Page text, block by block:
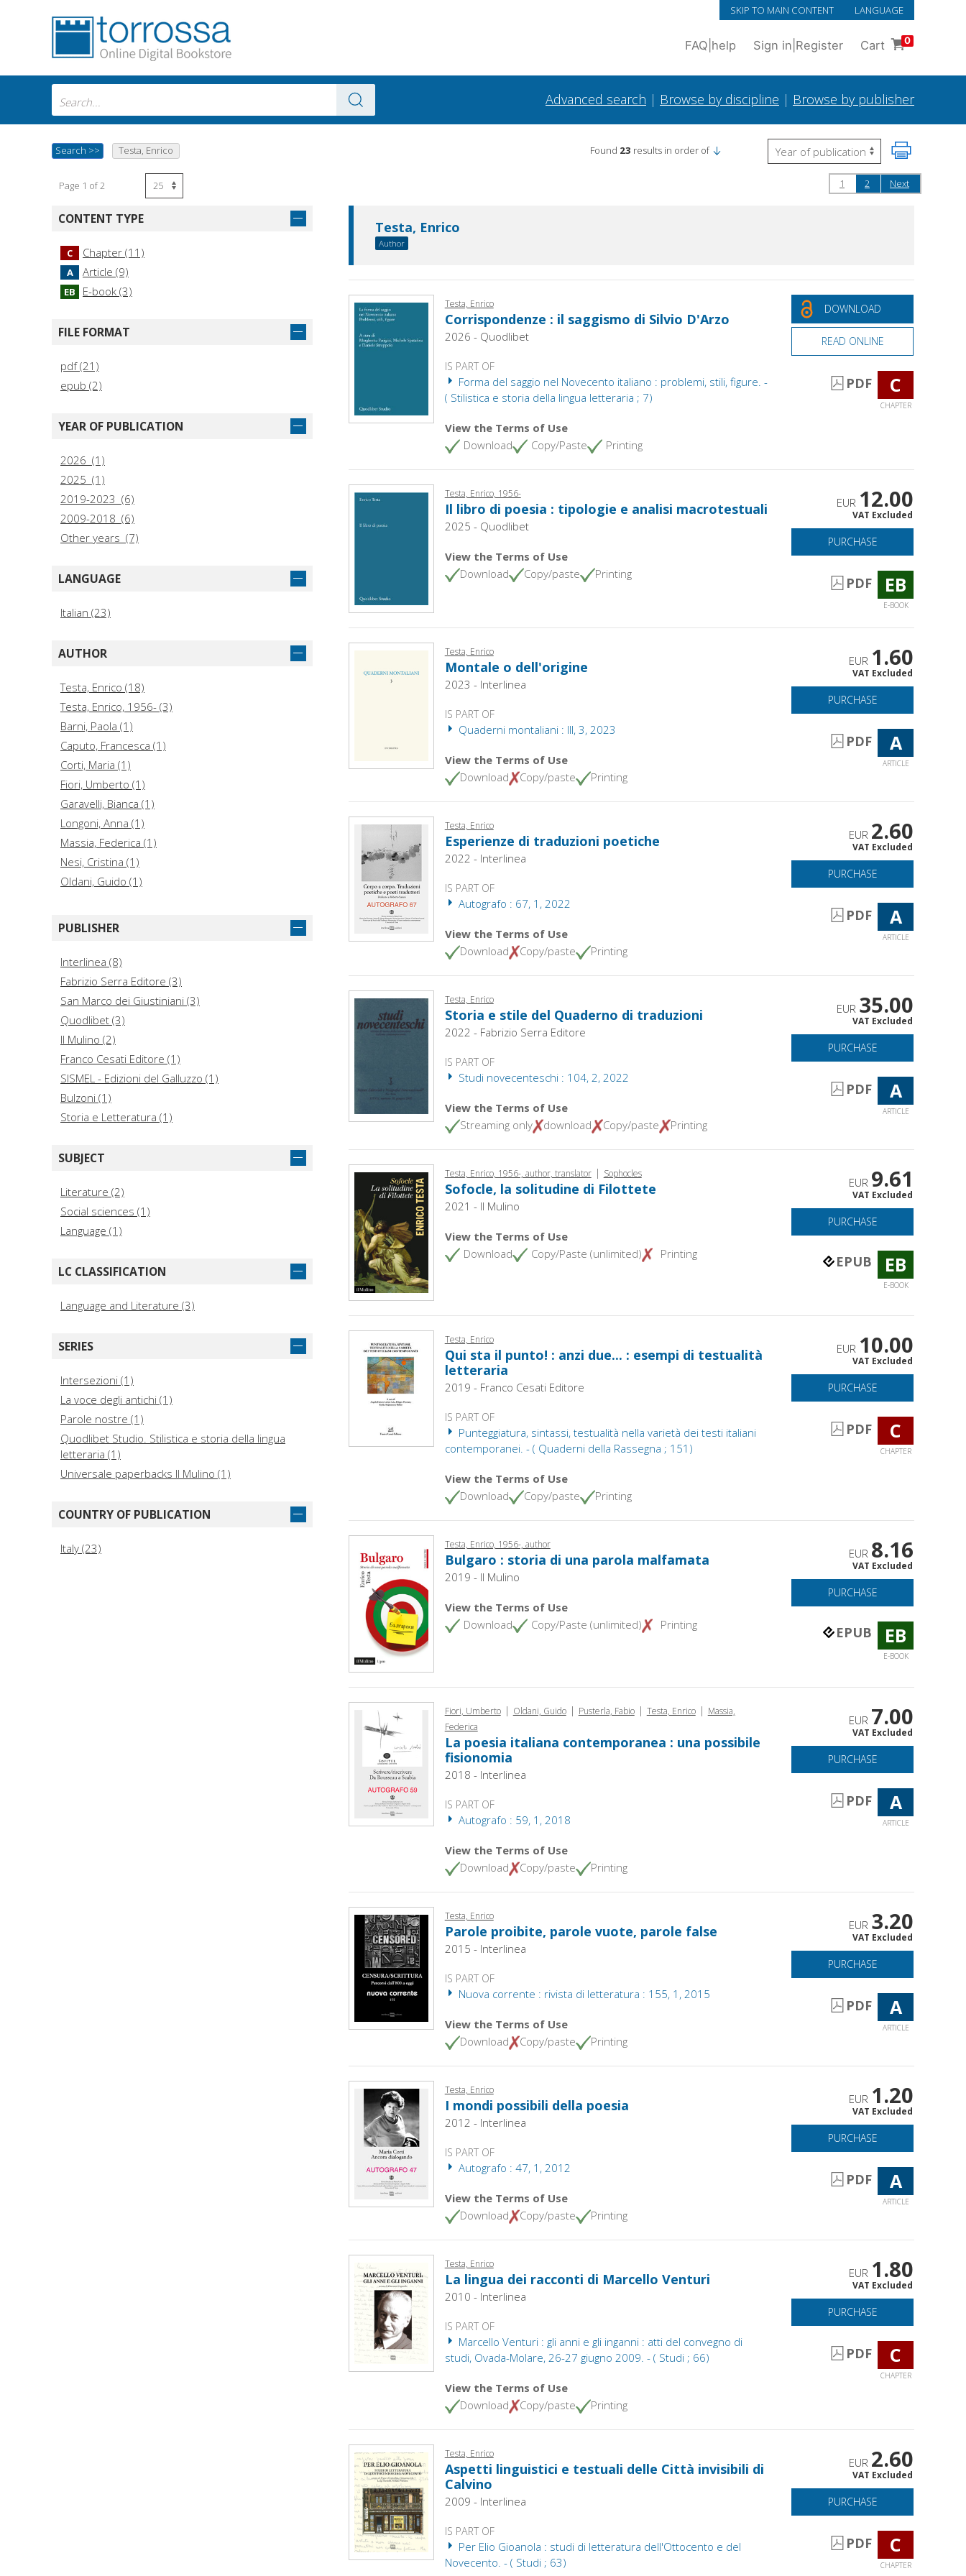
SKIP TO MAIN CONTENT LANGUAGE
FAQ help Sign in Register Cart 0
Advanced search | Browse by discipline | Browse by publisher
Search >> Testa, Enrico Found 23 results in order of
Page 1 of 2 1 2 Next
CONTENT TYPE
C Chapter (11)
A Article (9)
EB E-book (3)
FILE FORMAT
pdf (21)
epub (2)
YEAR OF PUBLICATION
2026 (1)
2025 (1)
2019-2023 (6)
2009-2018 (6)
Other years (7)
LANGUAGE
Italian (23)
AUTHOR
Testa, Enrico (18)
Testa, Enrico, 1956- (3)
Barni, Paola (1)
Caputo, Francesca (1)
Corti, Maria (1)
Fiori, Umberto (1)
Garavelli, Bianca (1)
Longoni, Anna (1)
Massia, Federica (1)
Nesi, Cristina (1)
Oldani, Guido (1)
Santi, Flavio (1)
Testa, Enrico, 1956-, author (1)
Testa, Enrico, 1956-, author, translator (1)
Vecchio, Silvana (1)
PUBLISHER
Interlinea (8)
Fabrizio Serra Editore (3)
San Marco dei Giustiniani (3)
Quodlibet (3)
Il Mulino (2)
Franco Cesati Editore (1)
SISMEL - Edizioni del Galluzzo (1)
Bulzoni (1)
Storia e Letteratura (1)
SUBJECT
Literature (2)
Social sciences (1)
Language (1)
LC CLASSIFICATION
Language and Literature (3)
SERIES
Intersezioni (1)
La voce degli antichi (1)
Parole nostre (1)
Quodlibet Studio. Stilistica e storia della lingua
letteraria (1)
Universale paperbacks Il Mulino (1)
COUNTRY OF PUBLICATION
Italy (23)
Testa, Enrico
Author
Testa, Enrico
Corrispondenze : il saggismo di Silvio D'Arzo
2026 - Quodlibet
IS PART OF
Forma del saggio nel Novecento italiano : problemi, stili, figure. -
( Stilistica e storia della lingua letteraria ; 7)
View the Terms of Use
Download
Copy/Paste Printing
DOWNLOAD
READ ONLINE
PDF C
CHAPTER
Testa, Enrico, 1956-
Il libro di poesia : tipologie e analisi macrotestuali
2025 - Quodlibet
View the Terms of Use
Download
Copy/paste Printing
EUR 12.00
VAT Excluded
PURCHASE
PDF EB
E-BOOK
Testa, Enrico
Montale o dell'origine
2023 - Interlinea
IS PART OF
Quaderni montaliani : III, 3, 2023
View the Terms of Use
Download
Copy/paste Printing
EUR 1.60
VAT Excluded
PURCHASE
PDF A
ARTICLE
Testa, Enrico
Esperienze di traduzioni poetiche
2022 - Interlinea
IS PART OF
Autografo : 67, 1, 2022
View the Terms of Use
Download
Copy/paste Printing
EUR 2.60
VAT Excluded
PURCHASE
PDF A
ARTICLE
Testa, Enrico
Storia e stile del Quaderno di traduzioni
2022 - Fabrizio Serra Editore
IS PART OF
Studi novecenteschi : 104, 2, 2022
View the Terms of Use
Streaming only
download Copy/paste Printing
EUR 35.00
VAT Excluded
PURCHASE
PDF A
ARTICLE
Testa, Enrico, 1956-, author, translator | Sophocles
Sofocle, la solitudine di Filottete
2021 - Il Mulino
View the Terms of Use
Download
Copy/Paste (unlimited) Printing
EUR 9.61
VAT Excluded
PURCHASE
EPUB EB
E-BOOK
Testa, Enrico
Qui sta il punto! : anzi due... : esempi di testualità
letteraria
2019 - Franco Cesati Editore
IS PART OF
Punteggiatura, sintassi, testualità nella varietà dei testi italiani
contemporanei. - ( Quaderni della Rassegna ; 151)
View the Terms of Use
Download
Copy/paste Printing
EUR 10.00
VAT Excluded
PURCHASE
PDF C
CHAPTER
Testa, Enrico, 1956-, author
Bulgaro : storia di una parola malfamata
2019 - Il Mulino
View the Terms of Use
Download
Copy/Paste (unlimited) Printing
EUR 8.16
VAT Excluded
PURCHASE
EPUB EB
E-BOOK
Fiori, Umberto | Oldani, Guido | Pusterla, Fabio | Testa, Enrico | Massia,
Federica
La poesia italiana contemporanea : una possibile
fisionomia
2018 - Interlinea
IS PART OF
Autografo : 59, 1, 2018
View the Terms of Use
Download
Copy/paste Printing
EUR 7.00
VAT Excluded
PURCHASE
PDF A
ARTICLE
Testa, Enrico
Parole proibite, parole vuote, parole false
2015 - Interlinea
IS PART OF
Nuova corrente : rivista di letteratura : 155, 1, 2015
View the Terms of Use
Download
Copy/paste Printing
EUR 3.20
VAT Excluded
PURCHASE
PDF A
ARTICLE
Testa, Enrico
I mondi possibili della poesia
2012 - Interlinea
IS PART OF
Autografo : 47, 1, 2012
View the Terms of Use
Download
Copy/paste Printing
EUR 1.20
VAT Excluded
PURCHASE
PDF A
ARTICLE
Testa, Enrico
La lingua dei racconti di Marcello Venturi
2010 - Interlinea
IS PART OF
Marcello Venturi : gli anni e gli inganni : atti del convegno di
studi, Ovada-Molare, 26-27 giugno 2009. - ( Studi ; 66)
View the Terms of Use
Download
Copy/paste Printing
EUR 1.80
VAT Excluded
PURCHASE
PDF C
CHAPTER
Testa, Enrico
Aspetti linguistici e testuali delle Città invisibili di
Calvino
2009 - Interlinea
IS PART OF
Per Elio Gioanola : studi di letteratura dell'Ottocento e del
Novecento. - ( Studi ; 63)
EUR 2.60
VAT Excluded
PURCHASE
PDF C
CHAPTER